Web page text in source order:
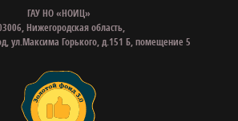
ГАУ НО «НОИЦ»
Нижегородская область,
ул.Максима Горького, д.151 Б, помещение 5